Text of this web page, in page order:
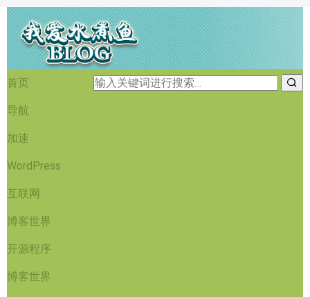
首页
导航
加速
WordPress
互联网
博客世界
开源程序
博客世界